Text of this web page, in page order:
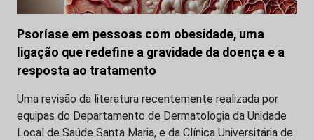
Psoríase em pessoas com obesidade, uma
ligação que redefine a gravidade da doença e a
resposta ao tratamento
Uma revisão da literatura recentemente realizada por
equipas do Departamento de Dermatologia da Unidade
Local de Saúde Santa Maria, e da Clínica Universitária de